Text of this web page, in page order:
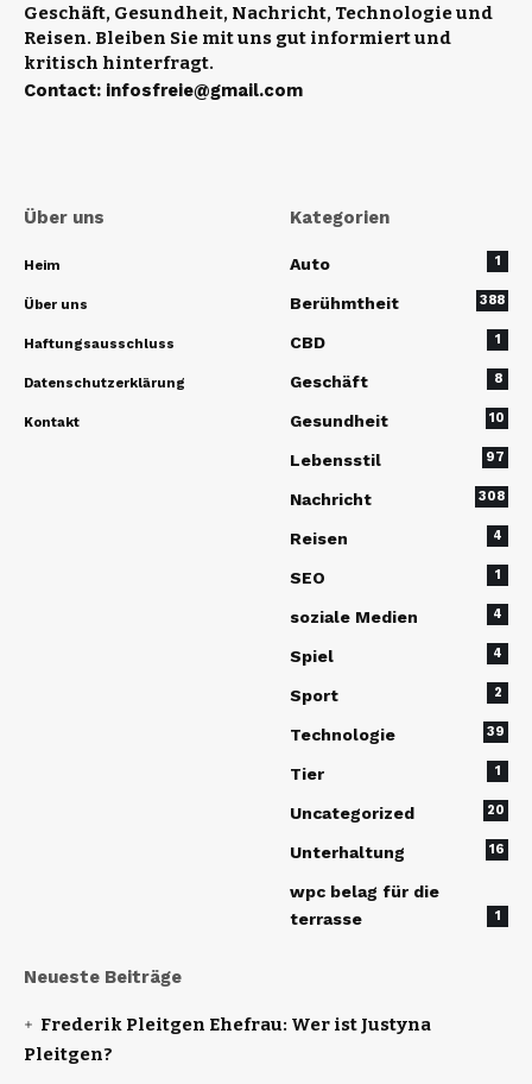
Geschäft, Gesundheit, Nachricht, Technologie und
Reisen. Bleiben Sie mit uns gut informiert und
kritisch hinterfragt.
Contact: infosfreie@gmail.com
Über uns
Heim
Über uns
Haftungsausschluss
Datenschutzerklärung
Kontakt
Kategorien
Auto 1
Berühmtheit 388
CBD 1
Geschäft 8
Gesundheit 10
Lebensstil 97
Nachricht 308
Reisen 4
SEO 1
soziale Medien 4
Spiel 4
Sport 2
Technologie 39
Tier 1
Uncategorized 20
Unterhaltung 16
wpc belag für die
terrasse
1
Neueste Beiträge
Frederik Pleitgen Ehefrau: Wer ist Justyna
Pleitgen?